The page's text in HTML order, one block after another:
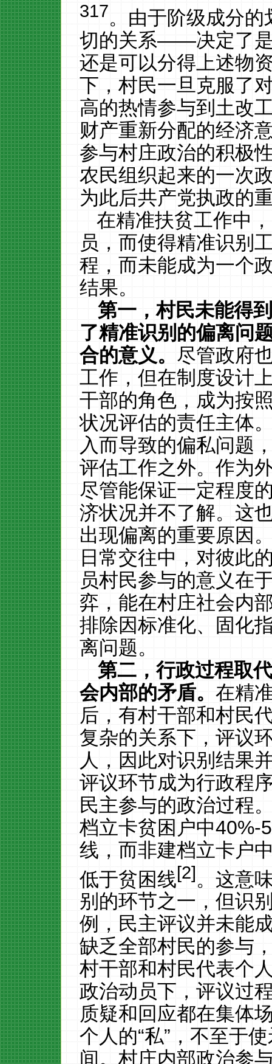
317。由于阶级成分的
切的关系——决定了
还是可以分得上述物
下，村民一旦克服了
高的热情参与到土改
财产重新分配的经济
参与村庄政治的积极
农民组织起来的一次
为此后共产党执政的
在精准扶贫工作中
员，而使得精准识别
程，而未能成为一个
结果。
第一，村民未能得
了精准识别的偏离问
合的意义。尽管政府
工作，但在制度设计
干部的角色，成为按
状况评估的责任主体
入而导致的偏私问题
评估工作之外。作为
尽管能保证一定程度
济状况并不了解。这
出现偏离的重要原因
日常交往中，对彼此
员村民参与的意义在
弈，能在村庄社会内
排除因标准化、固化
离问题。
第二，行政过程取
会内部的矛盾。在精
后，有村干部和村民
复杂的关系下，评议
人，因此对识别结果
评议环节成为行政程
民主参与的政治过程
档立卡贫困户中40%-
线，而非建档立卡户
低于贫困线[2]。这意
别的环节之一，但识
例，民主评议并未能
缺乏全部村民的参与
村干部和村民代表个
政治动员下，评议过
质疑和回应都在集体
个人的“私”，不至于
间。村庄内部政治参